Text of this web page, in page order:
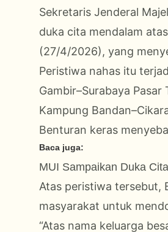
Sekretaris Jenderal
duka cita mendalam
(27/4/2026), yang
Peristiwa nahas itu
Gambir–Surabaya
Kampung
Benturan keras
Baca juga:
MUI Sampaikan Duka
Atas peristiwa tersebut,
masyarakat untuk
“Atas nama keluarga